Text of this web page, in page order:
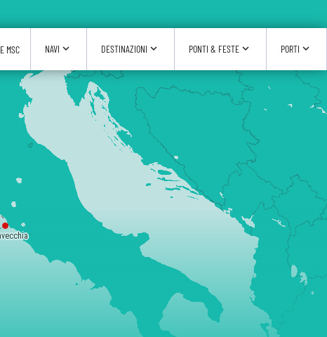
MSC NAVI expand_more DESTINAZIONI expand_more PONTI & FESTE expand_more PORTI expand_more